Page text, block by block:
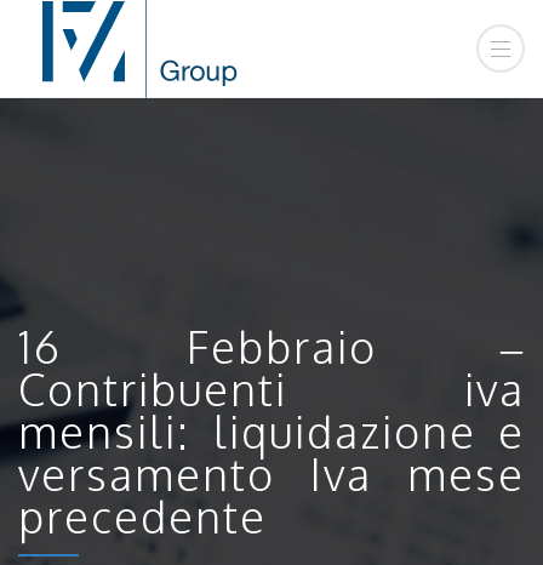
16 Febbraio –
Contribuenti iva
mensili: liquidazione e
versamento Iva mese
precedente